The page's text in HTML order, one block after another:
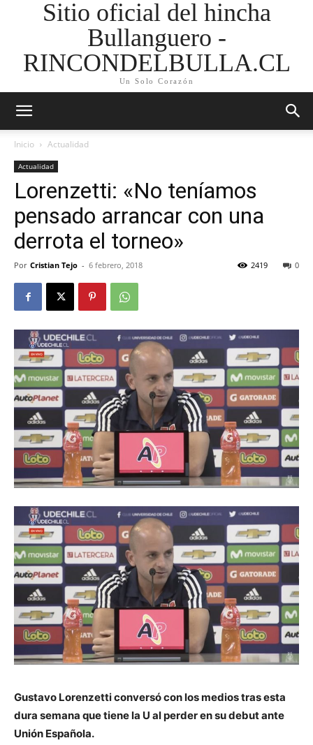
Sitio oficial del hincha
Bullanguero -
RINCONDELBULLA.CL
Un Solo Corazón
Inicio Actualidad
Actualidad
Lorenzetti: «No teníamos
pensado arrancar con una
derrota el torneo»
Por Cristian Tejo - 6 febrero, 2018 0
2419
Gustavo Lorenzetti conversó con los medios tras esta
dura semana que tiene la U al perder en su debut ante
Unión Española.